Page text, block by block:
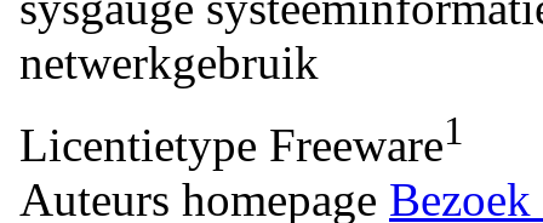
netwerkgebruik
Licentietype Freeware1
Auteurs homepage